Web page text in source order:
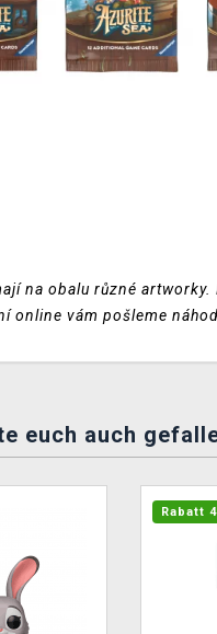
na obalu různé artworky.
online vám pošleme
euch auch
Rabatt